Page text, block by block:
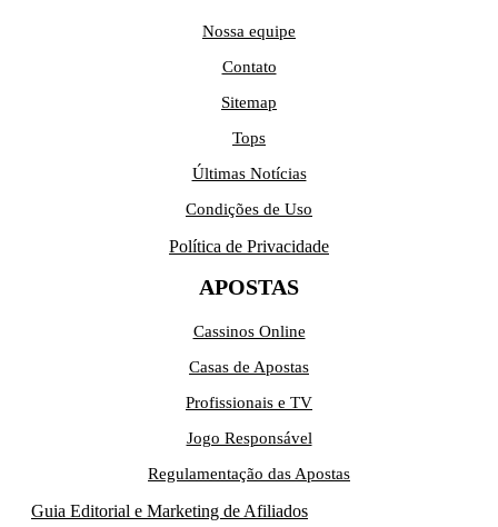
Nossa equipe
Contato
Sitemap
Tops
Últimas Notícias
Condições de Uso
Política de Privacidade
APOSTAS
Cassinos Online
Casas de Apostas
Profissionais e TV
Jogo Responsável
Regulamentação das Apostas
Guia Editorial e Marketing de Afiliados